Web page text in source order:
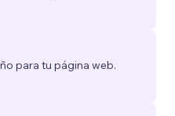
para tu página web.